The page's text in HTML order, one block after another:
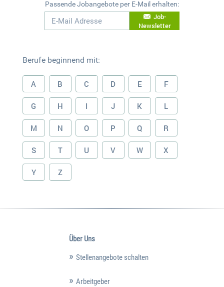
Passende Jobangebote per E-Mail erhalten:
Job-
Newsletter
Berufe beginnend mit:
A B C D E F
G H I J K L
M N O P Q R
S T U V W X
Y Z
Über Uns
Stellenangebote schalten
Arbeitgeber